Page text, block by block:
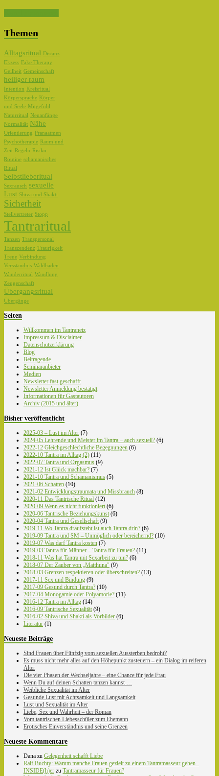
Themen
Alltagsritual Distanz
Ekzess Fake Therapy
Geilheit Gemeinschaft
heiliger raum
Intention
Kreisritual
Körpersprache Körper
und Seele Mitgefühl
Naturritual Neuanfänge
Normalität Nähe
Orientierung
Pranaatmen
Psychotherapie Raum und
Zeit Regeln
Risiko
Routine schamanisches
Ritual
Selbstlieberitual
Sexrausch sexuelle
Lust Shiva und Shakti
Sicherheit
Stellvertreter Stopp
Tantraritual
Tanzen Transpersonal
Transzendenz Traurigkeit
Treue Verbindung
Versständnis Waldbaden
Wanderritual Wandlung
Zeugenschaft
Übergangsritual
Übergänge
Seiten
Willkommen im Tantranetz
Impressum & Disclaimer
Datenschutzerklärung
Blog
Beitragende
Seminaranbieter
Medien
Newsletter fast geschafft
Newsletter Anmeldung bestätigt
Informationen für Gastautoren
Archiv (2015 und älter)
Bisher veröffentlicht
2025-03 – Lust im Alter (7)
2024-05 Lehrende und Meister im Tantra – auch sexuell? (6)
2022-12 Gleichgeschlechtliche Begegnungen (6)
2022-10 Tantra im Alltag (2) (11)
2022-07 Tantra und Orgasmus (9)
2021-12 Ist Glück machbar? (7)
2021-10 Tantra und Schamanismus (5)
2021-06 Schatten (10)
2021-02 Entwicklungstraumata und Missbrauch (8)
2020-11 Das Tantrische Ritual (12)
2020-09 Wenn es nicht funktioniert (6)
2020-06 Tantrische Beziehungskunst (6)
2020-04 Tantra und Gesellschaft (9)
2019-11 Wo Tantra draufsteht ist auch Tantra drin? (6)
2019-09 Tantra und SM – Unmöglich oder bereichernd? (10)
2019-07 Was darf Tantra kosten (7)
2019-03 Tantra für Männer – Tantra für Frauen? (11)
2018-11 Was hat Tantra mit Sexarbeit zu tun? (6)
2018-07 Der Zauber von „Maithuna" (9)
2018-03 Grenzen respektieren oder überschreiten? (13)
2017-11 Sex und Bindung (9)
2017-09 Gesund durch Tantra? (10)
2017-04 Monogamie oder Polyamorie? (11)
2016-12 Tantra im Alltag (14)
2016-09 Tantrische Sexualität (9)
2016-02 Shiva und Shakti als Vorbilder (6)
Literatur (1)
Neueste Beiträge
Sind Frauen über Fünfzig vom sexuellen Aussterben bedroht?
Es muss nicht mehr alles auf den Höhepunkt zusteuern – ein Dialog im reiferen
Alter
Die vier Phasen der Wechseljahre – eine Chance für jede Frau
Wenn Du auf deinen Schatten tanzen kannst …
Weibliche Sexualität im Alter
Gesunde Lust mit Achtsamkeit und Langsamkeit
Lust und Sexualität im Alter
Liebe, Sex und Wahrheit – der Roman
Vom tantrischen Liebesschüler zum Ehemann
Erotisches Einverständnis und seine Grenzen
Neueste Kommentare
Dana zu Gelegenheit schafft Liebe
Ralf Buchty: Warum manche Frauen gezielt zu einem Tantramasseur gehen -
INSIDE(h)er zu Tantramasseur für Frauen?